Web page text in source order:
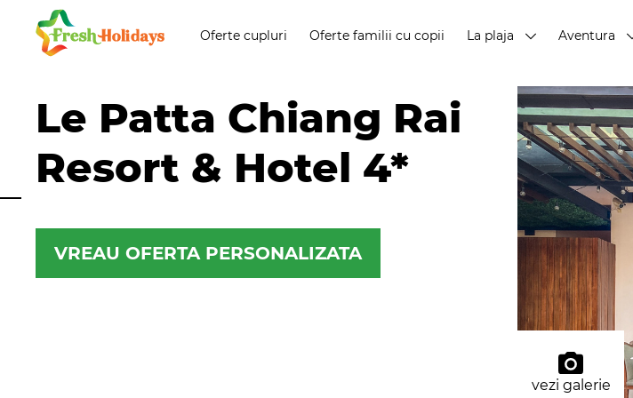
Oferte cupluri Oferte familii cu copii La plaja Aventura
Le Patta Chiang Rai
Resort & Hotel 4*
VREAU OFERTA PERSONALIZATA
vezi galerie